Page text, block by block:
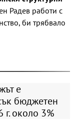
Радев работи с
би трябвало
е
бюджетен
около 3%